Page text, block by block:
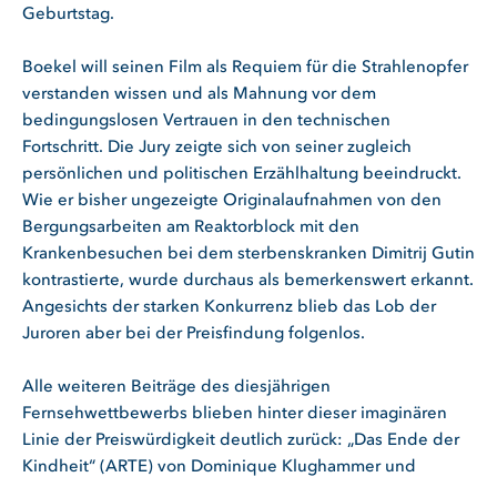
Geburtstag.
Boekel will seinen Film als Requiem für die Strahlenopfer
verstanden wissen und als Mahnung vor dem
bedingungslosen Vertrauen in den technischen
Fortschritt. Die Jury zeigte sich von seiner zugleich
persönlichen und politischen Erzählhaltung beeindruckt.
Wie er bisher ungezeigte Originalaufnahmen von den
Bergungsarbeiten am Reaktorblock mit den
Krankenbesuchen bei dem sterbenskranken Dimitrij Gutin
kontrastierte, wurde durchaus als bemerkenswert erkannt.
Angesichts der starken Konkurrenz blieb das Lob der
Juroren aber bei der Preisfindung folgenlos.
Alle weiteren Beiträge des diesjährigen
Fernsehwettbewerbs blieben hinter dieser imaginären
Linie der Preiswürdigkeit deutlich zurück: „Das Ende der
Kindheit“ (ARTE) von Dominique Klughammer und